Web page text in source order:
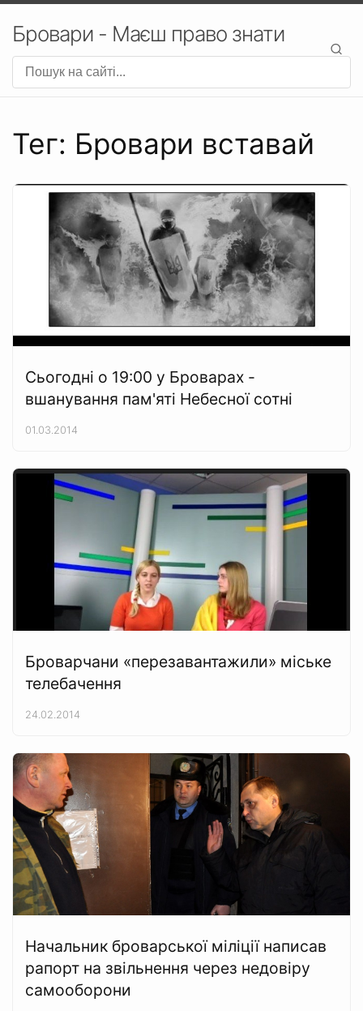
Бровари - Маєш право знати
Тег: Бровари вставай
Сьогодні о 19:00 у Броварах -
вшанування пам'яті Небесної сотні
01.03.2014
Броварчани «перезавантажили» міське
телебачення
24.02.2014
Начальник броварської міліції написав
рапорт на звільнення через недовіру
самооборони